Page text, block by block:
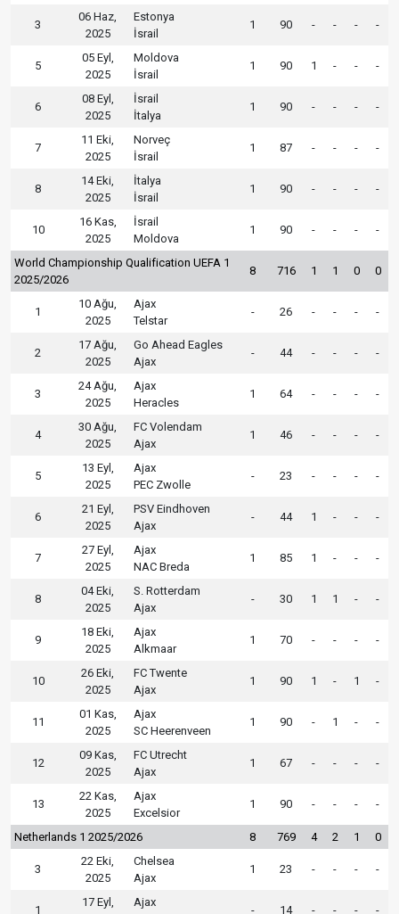
3
06 Haz,
2025
Estonya
İsrail
1 90 - - - -
5
05 Eyl,
2025
Moldova
İsrail
1 90 1 - - -
6
08 Eyl,
2025
İsrail
İtalya
1 90 - - - -
7
11 Eki,
2025
Norveç
İsrail
1 87 - - - -
8
14 Eki,
2025
İtalya
İsrail
1 90 - - - -
10
16 Kas,
2025
İsrail
Moldova
1 90 - - - -
World Championship Qualification UEFA 1
2025/2026
8 716 1 1 0 0
1
10 Ağu,
2025
Ajax
Telstar
- 26 - - - -
2
17 Ağu,
2025
Go Ahead Eagles
Ajax
- 44 - - - -
3
24 Ağu,
2025
Ajax
Heracles
1 64 - - - -
4
30 Ağu,
2025
FC Volendam
Ajax
1 46 - - - -
5
13 Eyl,
2025
Ajax
PEC Zwolle
- 23 - - - -
6
21 Eyl,
2025
PSV Eindhoven
Ajax
- 44 1 - - -
7
27 Eyl,
2025
Ajax
NAC Breda
1 85 1 - - -
8
04 Eki,
2025
S. Rotterdam
Ajax
- 30 1 1 - -
9
18 Eki,
2025
Ajax
Alkmaar
1 70 - - - -
10
26 Eki,
2025
FC Twente
Ajax
1 90 1 - 1 -
11
01 Kas,
2025
Ajax
SC Heerenveen
1 90 - 1 - -
12
09 Kas,
2025
FC Utrecht
Ajax
1 67 - - - -
13
22 Kas,
2025
Ajax
Excelsior
1 90 - - - -
Netherlands 1 2025/2026 8 769 4 2 1 0
3
22 Eki,
2025
Chelsea
Ajax
1 23 - - - -
1
17 Eyl,
Ajax
- 14 - - - -